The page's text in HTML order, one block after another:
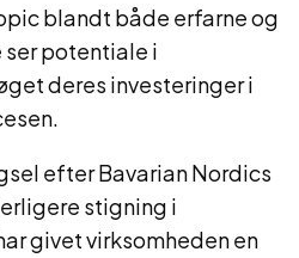
blandt både erfarne og
ser potentiale i
deres investeringer i
efter Bavarian Nordics
stigning i
givet virksomheden en